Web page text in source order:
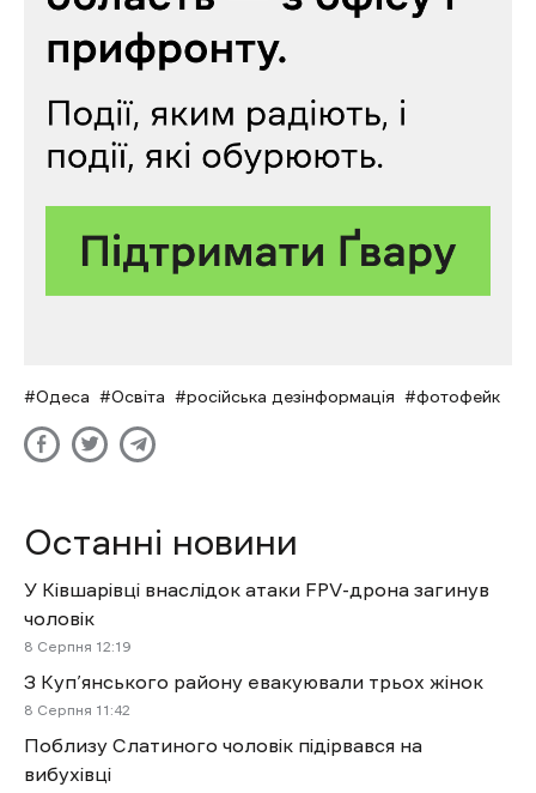
Одеса Освіта російська дезінформація фотофейк
Останні новини
У Ківшарівці внаслідок атаки FPV-дрона загинув
чоловік
8 Cерпня 12:19
З Куп’янського району евакуювали трьох жінок
8 Cерпня 11:42
Поблизу Слатиного чоловік підірвався на
вибухівці